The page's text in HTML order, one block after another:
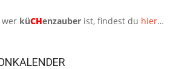
küCHenzauber ist, findest du hier…